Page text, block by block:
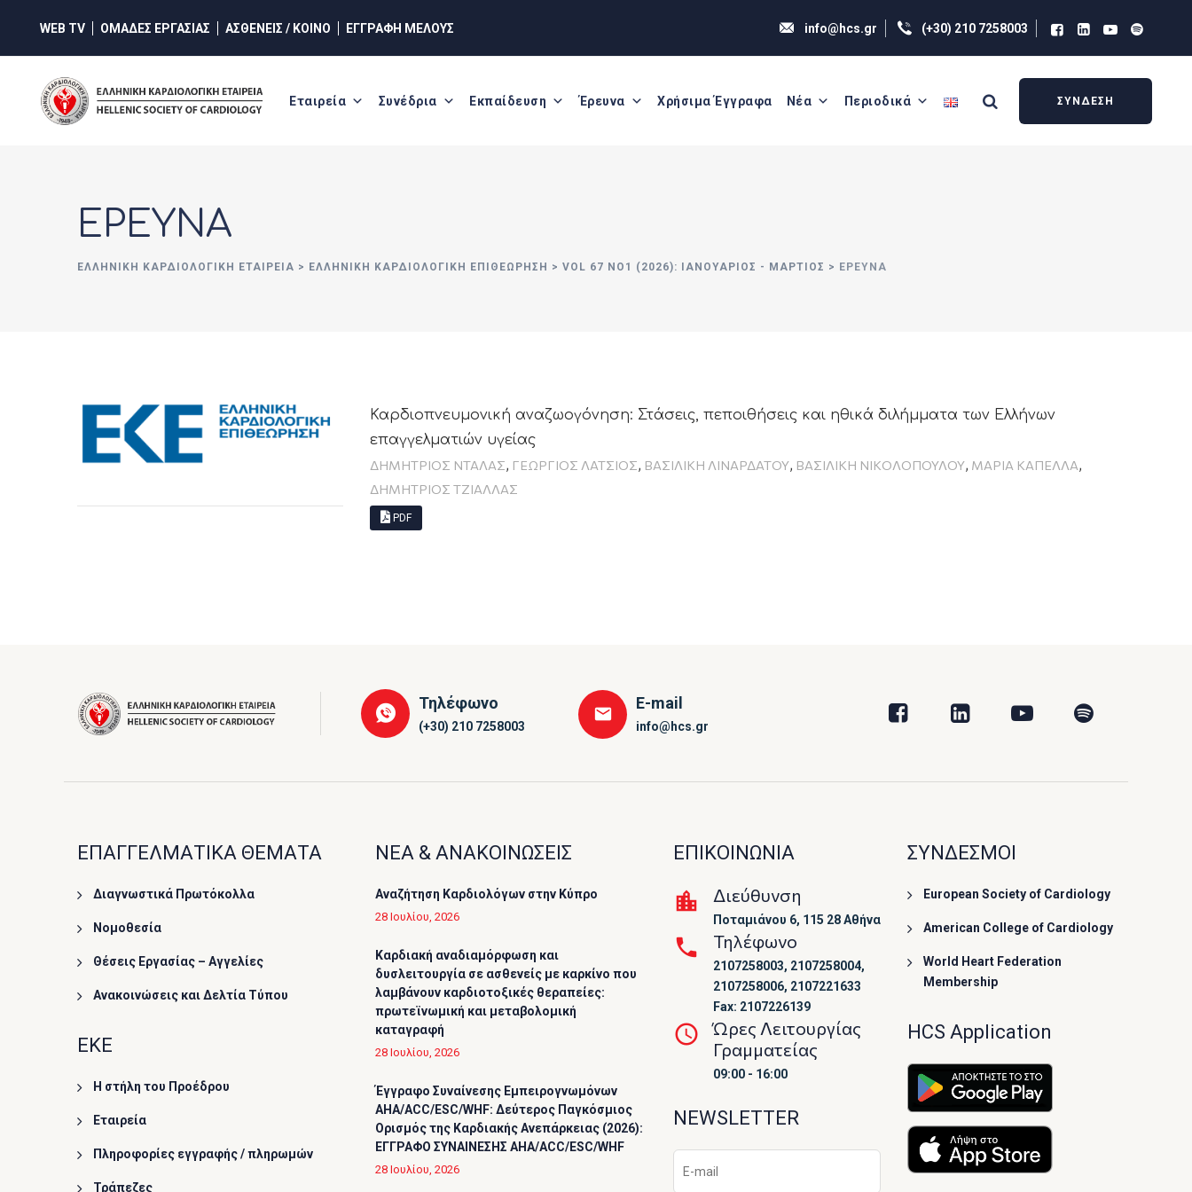
content
WEB TV ΟΜΑΔΕΣ ΕΡΓΑΣΙΑΣ ΑΣΘΕΝΕΙΣ / ΚΟΙΝΟ ΕΓΓΡΑΦΗ ΜΕΛΟΥΣ info@hcs.gr (+30) 210 7258003
Εταιρεία Συνέδρια Εκπαίδευση Έρευνα Χρήσιμα Έγγραφα Νέα Περιοδικά ΣΥΝΔΕΣΗ
ΕΡΕΥΝΑ
ΕΛΛΗΝΙΚΉ ΚΑΡΔΙΟΛΟΓΙΚΉ ΕΤΑΙΡΕΊΑ > ΕΛΛΗΝΙΚΗ ΚΑΡΔΙΟΛΟΓΙΚΗ ΕΠΙΘΕΩΡΗΣΗ > VOL 67 ΝΟ1 (2026): ΙΑΝΟΥΆΡΙΟΣ - ΜΆΡΤΙΟΣ > ΕΡΕΥΝΑ
Καρδιοπνευμονική αναζωογόνηση: Στάσεις, πεποιθήσεις και ηθικά διλήμματα των Ελλήνων
επαγγελματιών υγείας
ΔΗΜΗΤΡΙΟΣ ΝΤΑΛΑΣ, ΓΕΏΡΓΙΟΣ ΛΆΤΣΙΟΣ, ΒΑΣΙΛΙΚΗ ΛΙΝΑΡΔΑΤΟΥ, ΒΑΣΙΛΙΚΗ ΝΙΚΟΛΟΠΟΥΛΟΥ, ΜΑΡΙΑ ΚΑΠΕΛΛΑ,
ΔΗΜΗΤΡΙΟΣ ΤΖΙΑΛΛΑΣ
PDF
Τηλέφωνο
(+30) 210 7258003
E-mail
info@hcs.gr
ΕΠΑΓΓΕΛΜΑΤΙΚΑ ΘΕΜΑΤΑ
Διαγνωστικά Πρωτόκολλα
Νομοθεσία
Θέσεις Εργασίας – Αγγελίες
Ανακοινώσεις και Δελτία Τύπου
ΕΚΕ
Η στήλη του Προέδρου
Εταιρεία
Πληροφορίες εγγραφής / πληρωμών
Τράπεζες
ΝΕΑ & ΑΝΑΚΟΙΝΩΣΕΙΣ
Αναζήτηση Καρδιολόγων στην Κύπρο
28 Ιουλίου, 2026
Καρδιακή αναδιαμόρφωση και
δυσλειτουργία σε ασθενείς με καρκίνο που
λαμβάνουν καρδιοτοξικές θεραπείες:
πρωτεϊνωμική και μεταβολομική
καταγραφή
28 Ιουλίου, 2026
Έγγραφο Συναίνεσης Εμπειρογνωμόνων
AHA/ACC/ESC/WHF: Δεύτερος Παγκόσμιος
Ορισμός της Καρδιακής Ανεπάρκειας (2026):
ΕΓΓΡΑΦΟ ΣΥΝΑΙΝΕΣΗΣ AHA/ACC/ESC/WHF
28 Ιουλίου, 2026
ΕΠΙΚΟΙΝΩΝΙΑ
Διεύθυνση
Ποταμιάνου 6, 115 28 Αθήνα
Τηλέφωνο
2107258003, 2107258004,
2107258006, 2107221633
Fax: 2107226139
Ώρες Λειτουργίας
Γραμματείας
09:00 - 16:00
NEWSLETTER
ΣΥΝΔΕΣΜΟΙ
European Society of Cardiology
American College of Cardiology
World Heart Federation
Membership
HCS Application